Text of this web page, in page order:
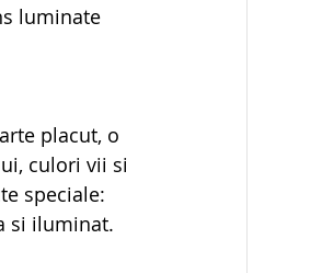
luminate
placut, o
culori vii si
speciale:
si iluminat.